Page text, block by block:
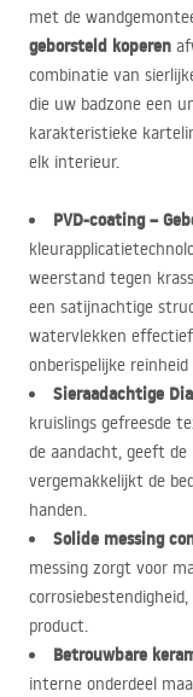
met de
geborsteld koperen
combinatie van
die uw badzone een
karakteristieke
elk interieur.
PVD-coating –
weerstand tegen
een satijnachtige
watervlekken
onberispelijke
Sieraadachtige
kruislings gefreesde
de aandacht, geeft
vergemakkelijkt de
handen.
Solide messing
messing zorgt voor
product.
Betrouwbare
interne onderdeel